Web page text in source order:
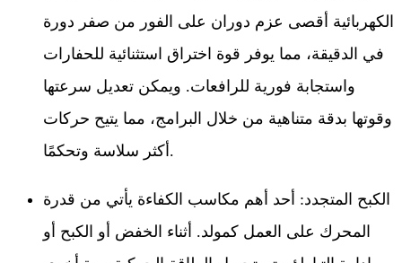
الكهربائية أقصى عزم دوران على الفور من صفر دورة
في الدقيقة، مما يوفر قوة اختراق استثنائية للحفارات
واستجابة فورية للرافعات. ويمكن تعديل سرعتها
وقوتها بدقة متناهية من خلال البرامج، مما يتيح حركات
أكثر سلاسة وتحكمًا.
الكبح المتجدد: أحد أهم مكاسب الكفاءة يأتي من قدرة
المحرك على العمل كمولد. أثناء الخفض أو الكبح أو